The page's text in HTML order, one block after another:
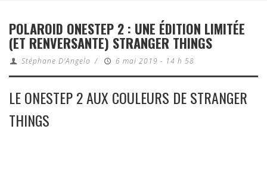
POLAROID ONESTEP 2 : UNE ÉDITION LIMITÉE
(ET RENVERSANTE) STRANGER THINGS
Stéphane D'Angelo / 6 mai 2019 - 14 h 58
LE ONESTEP 2 AUX COULEURS DE STRANGER
THINGS